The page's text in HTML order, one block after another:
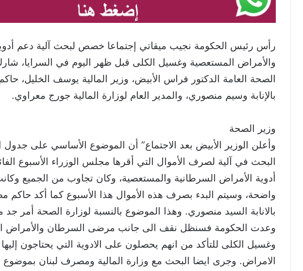
رأس رئيس الحكومة نجيب ميقاتي إجتماعا خصص لبحث آلية دعم
والأمراض المستعصية وغسيل الكلى قبل ظهر اليوم في السرايا،
الصحة العامة الدكتور فراس الأبيض، وزير المالية يوسف الخليل،
بالإنابة وسيم منصوري، والمدير العام لوزارة المالية جورج معراوي.
وزير الصحة
وأعلن الوزير الأبيض بعد الاجتماع” أن الموضوع الأساسي على جدول
البحث في آلية لصرف الأموال التي أقرها مجلس الوزراء الأسبوع
أدوية الأمراض السرطانية والمستعصية، وكان تجاوب من الجميع وكانت
واضحة، وسيتم البدء بصرف هذه الأموال هذا الأسبوع كما أكد حاكم
بالانابة السيد منصوري. وهذا الموضوع بالنسبة لوزارة الصحة أمر جد
وعدت الحكومة فسنظل نقف الى جانب مرضى السرطان والأمراض
وغسيل الكلى للتأكد من انهم يحصلون على الادوية التي يحتاجون
الامراض. وجرى ايضا البحث مع وزارة المالية ومصرف لبنان